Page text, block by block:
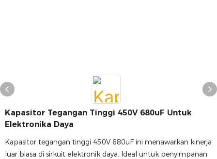
Kapasitor Tegangan Tinggi 450V 680uF Untuk
Elektronika Daya
Kapasitor tegangan tinggi 450V 680uF ini menawarkan kinerja
luar biasa di sirkuit elektronik daya. Ideal untuk penyimpanan